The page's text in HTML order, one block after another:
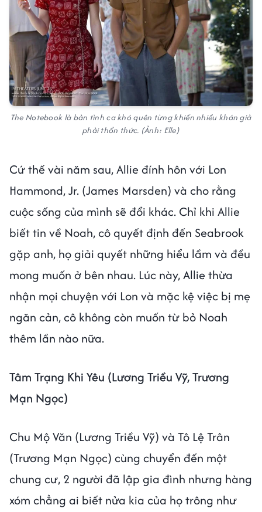
The Notebook là bản tình ca khó quên từng khiến nhiều khán giả
phải thổn thức. (Ảnh: Elle)
Cứ thế vài năm sau, Allie đính hôn với Lon
Hammond, Jr. (James Marsden) và cho rằng
cuộc sống của mình sẽ đổi khác. Chỉ khi Allie
biết tin về Noah, cô quyết định đến Seabrook
gặp anh, họ giải quyết những hiểu lầm và đều
mong muốn ở bên nhau. Lúc này, Allie thừa
nhận mọi chuyện với Lon và mặc kệ việc bị mẹ
ngăn cản, cô không còn muốn từ bỏ Noah
thêm lần nào nữa.
Tâm Trạng Khi Yêu (Lương Triều Vỹ, Trương
Mạn Ngọc)
Chu Mộ Văn (Lương Triều Vỹ) và Tô Lệ Trân
(Trương Mạn Ngọc) cùng chuyển đến một
chung cư, 2 người đã lập gia đình nhưng hàng
xóm chẳng ai biết nửa kia của họ trông như